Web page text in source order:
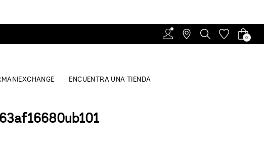
0
ENCUENTRA UNA TIENDA